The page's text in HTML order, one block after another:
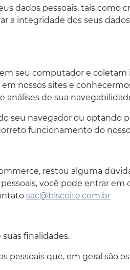
dados pessoais, tais como
a integridade dos seus
seu computador e
nossos sites e
análises de sua
seu navegador ou optando
funcionamento do
restou alguma
você pode entrar
sac@biscoite.com.br
finalidades.
pessoais que, em geral são